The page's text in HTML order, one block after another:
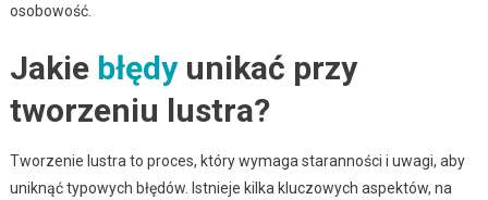
osobowość.
Jakie błędyunikać przy
tworzeniu lustra?
Tworzenie lustra to proces, który wymaga staranności i uwagi, aby
uniknąć typowych błędów. Istnieje kilka kluczowych aspektów, na